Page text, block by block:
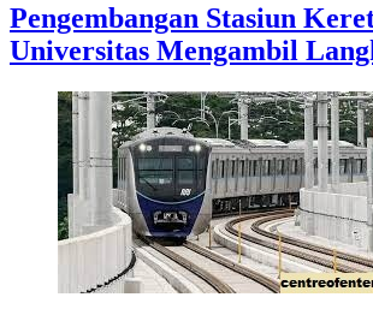
Pengembangan Stasiun
Universitas Mengambil